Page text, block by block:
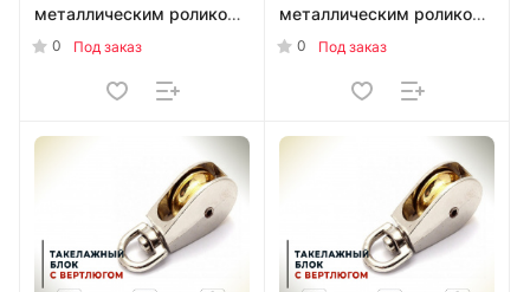
металлическим роликом
40 мм (d9) 00000005323
0 Под заказ
металлическим роликом
30 мм (d8) 00000005322
0 Под заказ